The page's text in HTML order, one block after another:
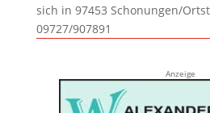
sich in 97453 Schonungen/
09727/907891
Anzeige